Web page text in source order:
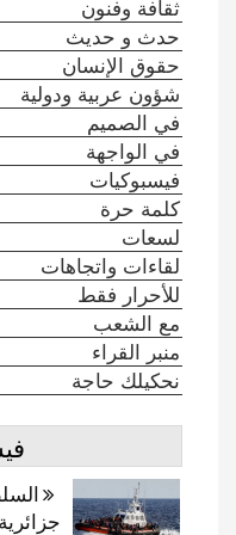
ثقافة وفنون
حدث و حديث
حقوق الإنسان
شؤون عربية ودولية
في الصميم
في الواجهة
فيسبوكيات
كلمة حرة
لسعات
لقاءات واتجاهات
للأحرار فقط
مع الشعب
منبر القراء
نحكيلك حاجة